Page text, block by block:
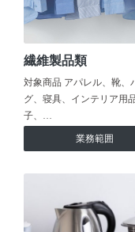
繊維製品類
対象商品 アパレル、靴、
グ、寝具、インテリア用
子、…
業務範囲